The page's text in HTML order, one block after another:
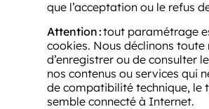
que l’acceptation ou le refus
Attention:tout paramétrage
cookies. Nous déclinons
d’enregistrer ou de consulter
nos contenus ou services qui
de compatibilité technique, le
semble connecté à Internet.